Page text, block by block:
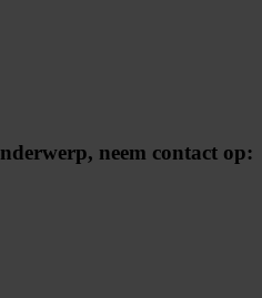
neem contact op: